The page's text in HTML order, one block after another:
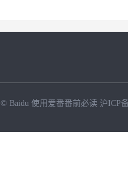
© Baidu 使用爱番番前必读 沪ICP